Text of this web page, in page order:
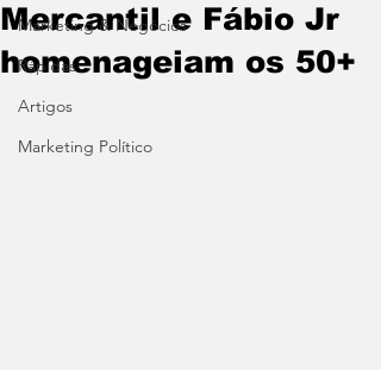
Marketing & Negócios
Rápidas
Artigos
Marketing Político
Mercantil e Fábio Jr
homenageiam os 50+